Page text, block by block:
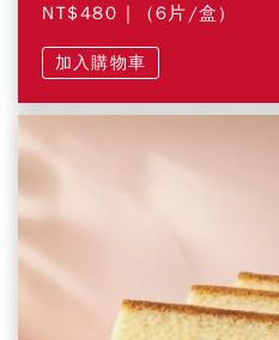
NT$480 | (6片/盒)
加入購物車